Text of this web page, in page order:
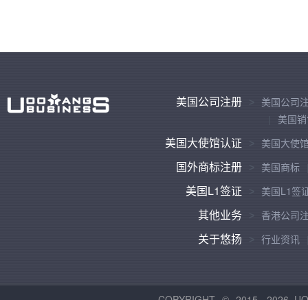
美国公司注册
美国公司
美国
美国大使馆认证 美国大使
国外商标注册 美国商标
美国L1签证 美国L1签
其他业务 香港公司
关于悠扬 行业资讯